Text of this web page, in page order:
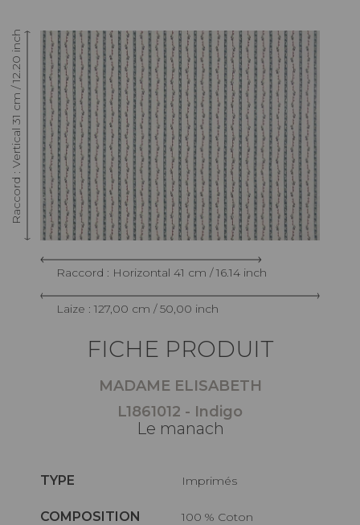
Raccord : Vertical 31 cm / 12.20 inch
Raccord : Horizontal 41 cm / 16.14 inch
Laize : 127,00 cm / 50,00 inch
FICHE PRODUIT
MADAME ELISABETH
L1861012 - Indigo
Le manach
TYPE Imprimés
COMPOSITION 100 % Coton